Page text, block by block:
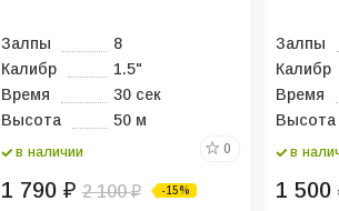
Залпы
8
Калибр
1.5"
Время
30 сек
Высота
50 м
в наличии 0
1 790 ₽ 2 100₽ -15%
Залпы
Калибр
Время
Высота
в
1 500